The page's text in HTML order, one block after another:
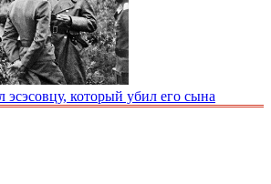
эсэсовцу, который убил его сына